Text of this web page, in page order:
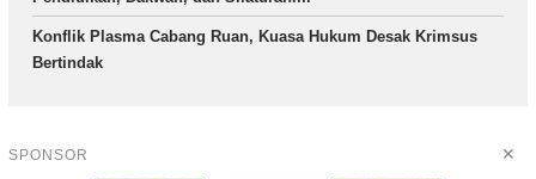
Konflik Plasma Cabang Ruan, Kuasa Hukum Desak Krimsus
Bertindak
SPONSOR ✕